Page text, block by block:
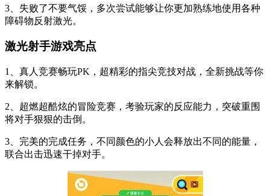
3、失败了不要气馁，多次尝试能够让你更加熟练地使用各种
障碍物反射激光。
激光射手游戏亮点
1、真人竞赛畅玩PK，超精彩的指尖竞技对战，全新挑战等你
来解锁。
2、超燃超酷炫的冒险竞赛，考验玩家的反应能力，突破重围
将对手狠狠的击倒。
3、完美的完成任务，不同颜色的小人会释放出不同的能量，
联合出击迅速干掉对手。